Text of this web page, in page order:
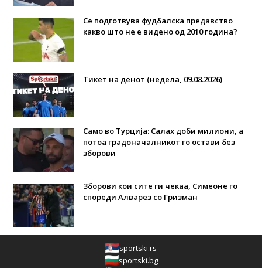
Се подготвува фудбалска предавство
какво што не е видено од 2010 година?
Тикет на денот (недела, 09.08.2026)
Само во Турција: Салах доби милиони, а
потоа градоначалникот го остави без
зборови
Зборови кои сите ги чекаа, Симеоне го
спореди Алварез со Гризман
sportski.rs
sportski.bg